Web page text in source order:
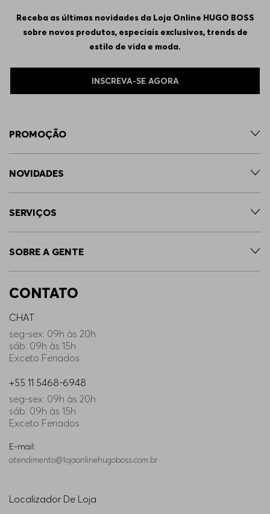
Receba as últimas novidades da Loja Online HUGO BOSS
sobre novos produtos, especiais exclusivos, trends de
estilo de vida e moda.
INSCREVA-SE AGORA
PROMOÇÃO
NOVIDADES
SERVIÇOS
SOBRE A GENTE
CONTATO
CHAT
seg-sex: 09h às 20h
sáb: 09h às 15h
Exceto Feriados
+55 11 5468-6948
seg-sex: 09h às 20h
sáb: 09h às 15h
Exceto Feriados
E-mail:
atendimento@lojaonlinehugoboss.com.br
Localizador De Loja